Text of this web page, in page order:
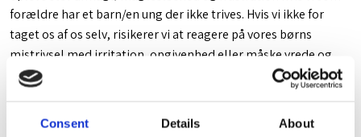
Consent Details About
forældre har et barn/en ung der ikke trives. Hvis vi ikke for
taget os af os selv, risikerer vi at reagere på vores børns
mistrivsel med irritation, opgivenhed eller måske vrede og
det hjælper ingen.
Andre forældre, der evt har jævnalderende kan være en stor
hjælp da følelserne ofte er genkendelige.